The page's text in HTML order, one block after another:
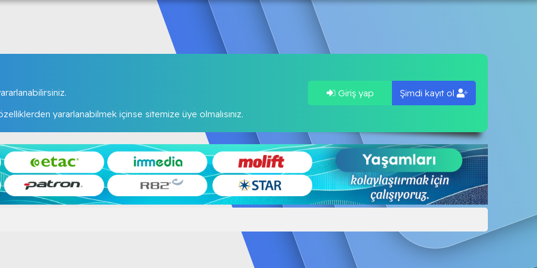
yararlanabilmek içinse sitemize üye olmalısınız.
Giriş yap Şimdi kayıt ol